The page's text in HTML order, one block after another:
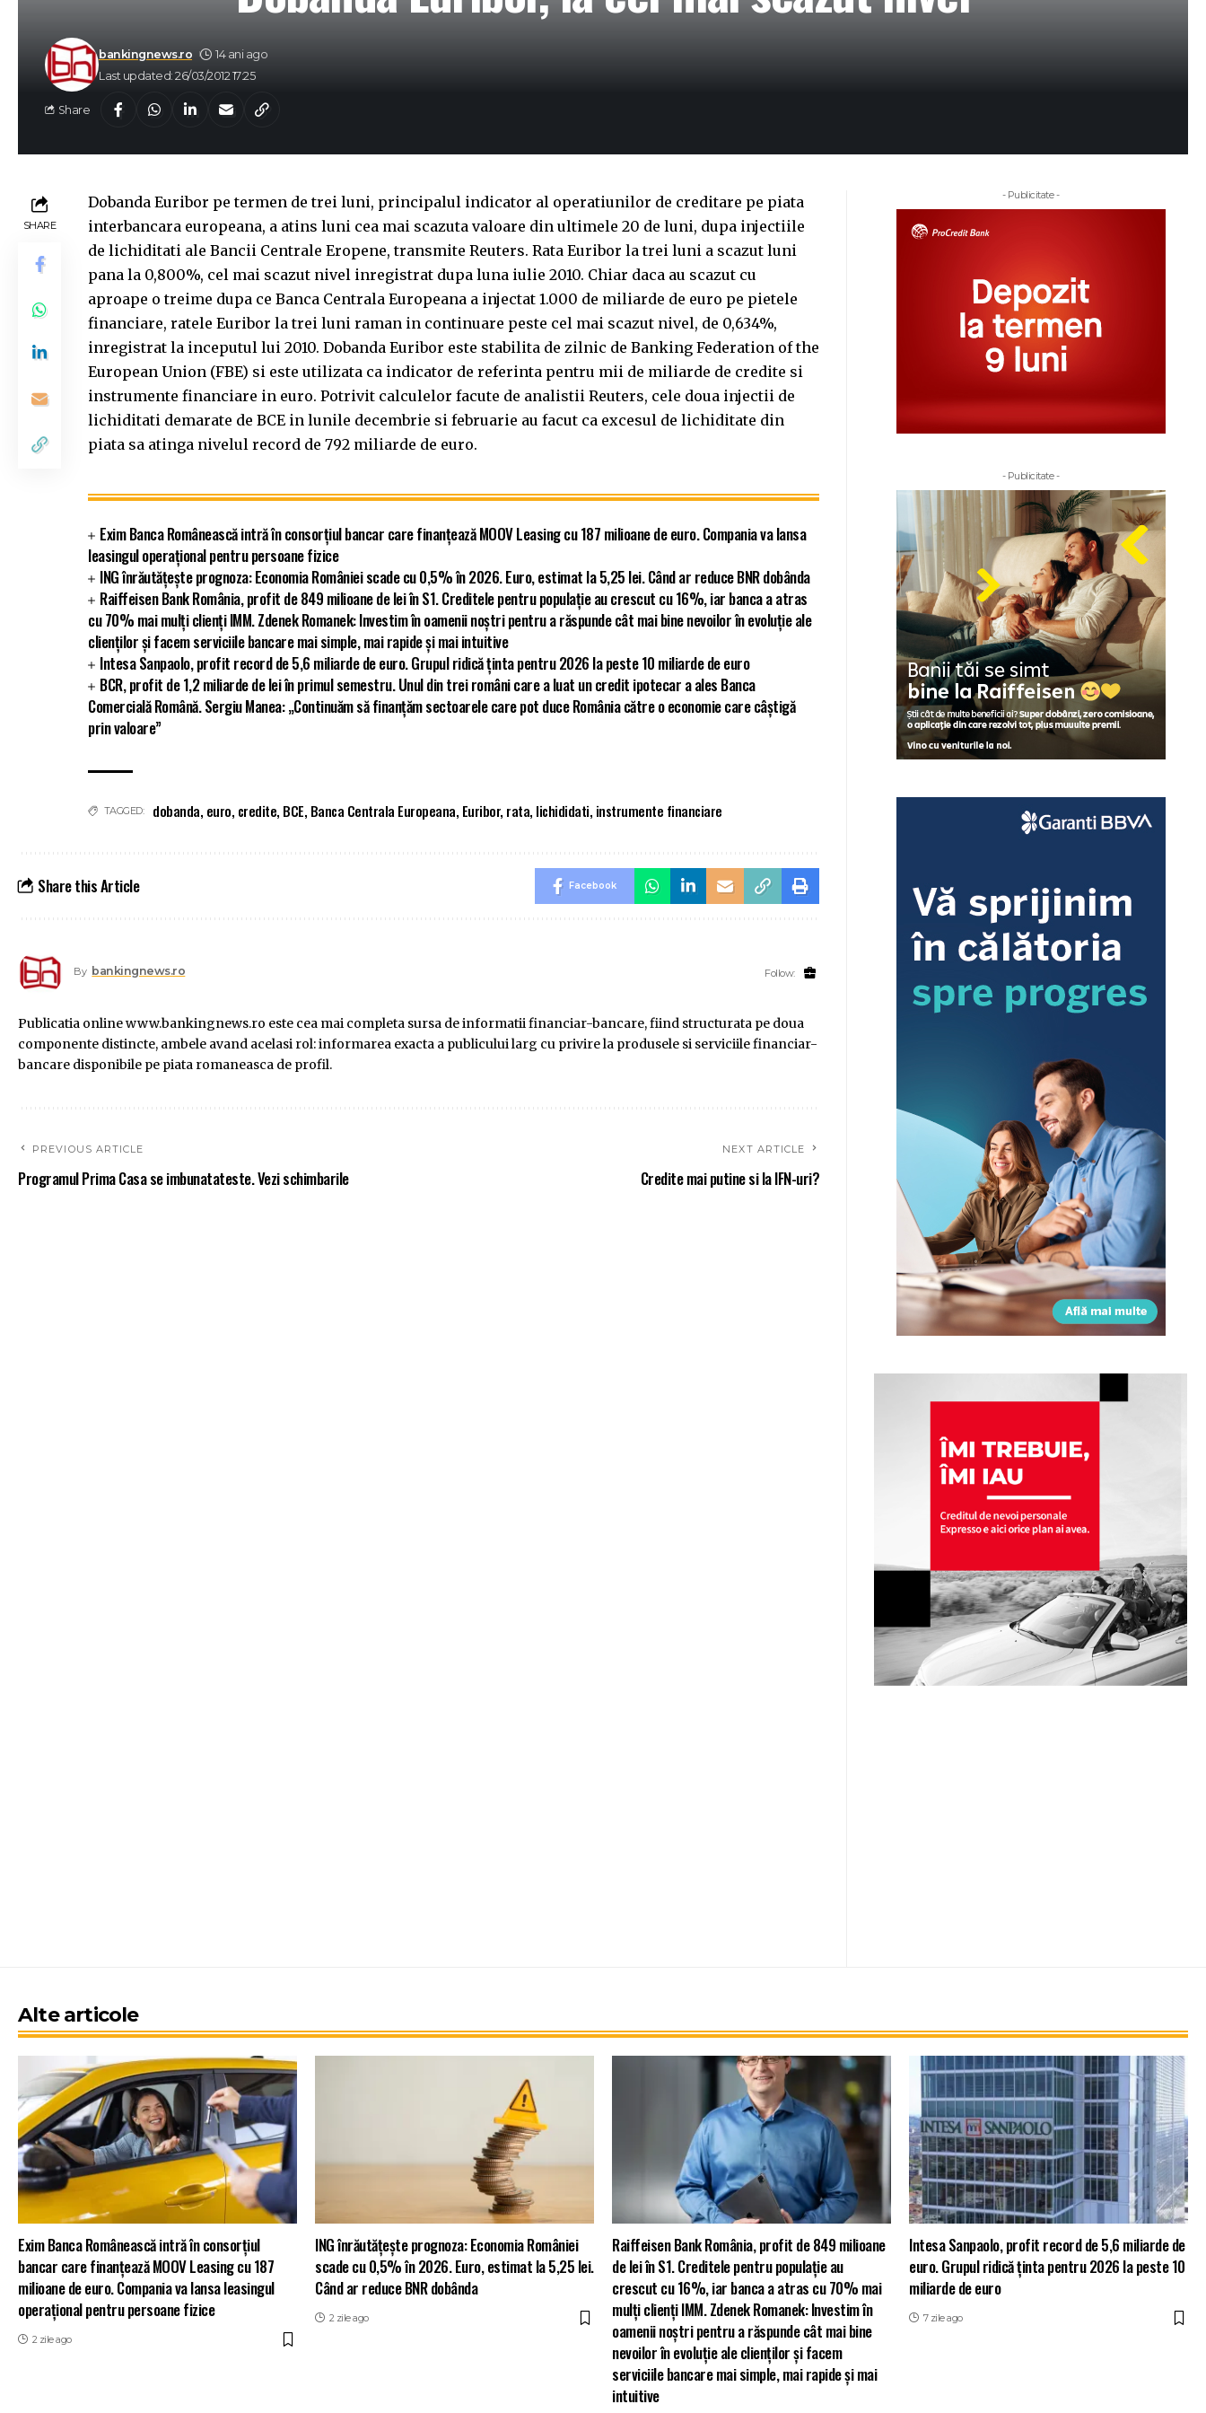
Last updated: 26/03/2012 17:25
bankingnews.ro 14 ani ago
Share
SHARE
Dobanda Euribor pe termen de trei luni, principalul indicator al operatiunilor de creditare pe piata
interbancara europeana, a atins luni cea mai scazuta valoare din ultimele 20 de luni, dupa injectiile
de lichiditati ale Bancii Centrale Eropene, transmite Reuters. Rata Euribor la trei luni a scazut luni
pana la 0,800%, cel mai scazut nivel inregistrat dupa luna iulie 2010. Chiar daca au scazut cu
aproape o treime dupa ce Banca Centrala Europeana a injectat 1.000 de miliarde de euro pe pietele
financiare, ratele Euribor la trei luni raman in continuare peste cel mai scazut nivel, de 0,634%,
inregistrat la inceputul lui 2010. Dobanda Euribor este stabilita de zilnic de Banking Federation of the
European Union (FBE) si este utilizata ca indicator de referinta pentru mii de miliarde de credite si
instrumente financiare in euro. Potrivit calculelor facute de analistii Reuters, cele doua injectii de
lichiditati demarate de BCE in lunile decembrie si februarie au facut ca excesul de lichiditate din
piata sa atinga nivelul record de 792 miliarde de euro.
Exim Banca Românească intră în consorțiul bancar care finanțează MOOV Leasing cu 187 milioane de euro. Compania va lansa
leasingul operațional pentru persoane fizice
ING înrăutățește prognoza: Economia României scade cu 0,5% în 2026. Euro, estimat la 5,25 lei. Când ar reduce BNR dobânda
Raiffeisen Bank România, profit de 849 milioane de lei în S1. Creditele pentru populație au crescut cu 16%, iar banca a atras
cu 70% mai mulți clienți IMM. Zdenek Romanek: Investim în oamenii noștri pentru a răspunde cât mai bine nevoilor în evoluție ale
clienților și facem serviciile bancare mai simple, mai rapide și mai intuitive
Intesa Sanpaolo, profit record de 5,6 miliarde de euro. Grupul ridică ținta pentru 2026 la peste 10 miliarde de euro
BCR, profit de 1,2 miliarde de lei în primul semestru. Unul din trei români care a luat un credit ipotecar a ales Banca
Comercială Română. Sergiu Manea: „Continuăm să finanțăm sectoarele care pot duce România către o economie care câștigă
prin valoare”
TAGGED: dobanda, euro, credite, BCE, Banca Centrala Europeana, Euribor, rata, lichididati, instrumente financiare
Share this Article Facebook
By bankingnews.ro Follow:
Publicatia online www.bankingnews.ro este cea mai completa sursa de informatii financiar-bancare, fiind structurata pe doua
componente distincte, ambele avand acelasi rol: informarea exacta a publicului larg cu privire la produsele si serviciile financiar-
bancare disponibile pe piata romaneasca de profil.
PREVIOUS ARTICLE
Programul Prima Casa se imbunatateste. Vezi schimbarile
NEXT ARTICLE
Credite mai putine si la IFN-uri?
- Publicitate -
- Publicitate -
Alte articole
Exim Banca Românească intră în consorțiul
bancar care finanțează MOOV Leasing cu 187
milioane de euro. Compania va lansa leasingul
operațional pentru persoane fizice
2 zile ago
ING înrăutățește prognoza: Economia României
scade cu 0,5% în 2026. Euro, estimat la 5,25 lei.
Când ar reduce BNR dobânda
2 zile ago
Raiffeisen Bank România, profit de 849 milioane
de lei în S1. Creditele pentru populație au
crescut cu 16%, iar banca a atras cu 70% mai
mulți clienți IMM. Zdenek Romanek: Investim în
oamenii noștri pentru a răspunde cât mai bine
nevoilor în evoluție ale clienților și facem
serviciile bancare mai simple, mai rapide și mai
intuitive
Intesa Sanpaolo, profit record de 5,6 miliarde de
euro. Grupul ridică ținta pentru 2026 la peste 10
miliarde de euro
7 zile ago